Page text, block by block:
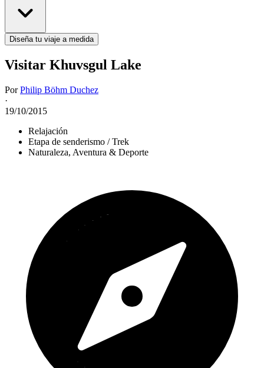
Diseña tu viaje a medida
Visitar Khuvsgul Lake
PorPhilip Böhm Duchez
·
19/10/2015
Relajación
Etapa de senderismo / Trek
Naturaleza, Aventura & Deporte